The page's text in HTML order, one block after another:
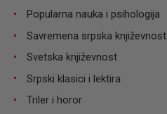
Popularna nauka i psihologija
Savremena srpska književnost
Svetska književnost
Srpski klasici i lektira
Triler i horor